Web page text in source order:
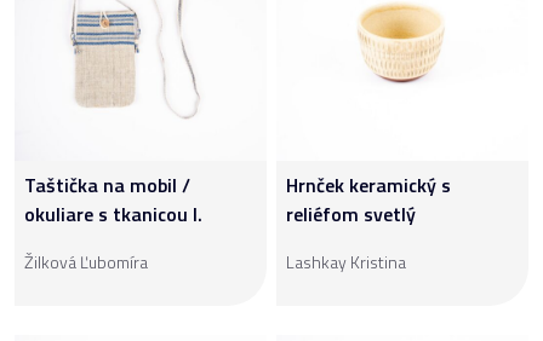
Taštička na mobil /
okuliare s tkanicou I.
Žilková Ľubomíra
Hrnček keramický s
reliéfom svetlý
Lashkay Kristina